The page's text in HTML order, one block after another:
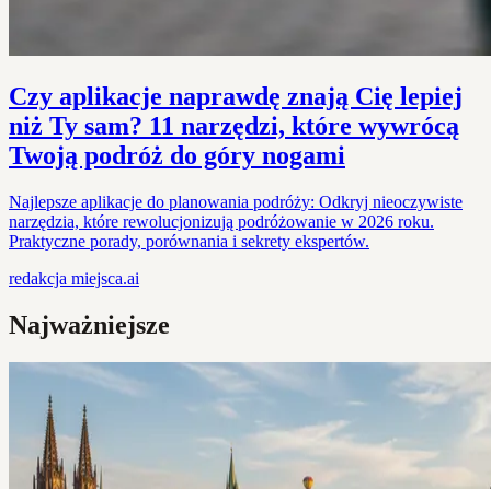
Czy aplikacje naprawdę znają Cię lepiej
niż Ty sam? 11 narzędzi, które wywrócą
Twoją podróż do góry nogami
Najlepsze aplikacje do planowania podróży: Odkryj nieoczywiste
narzędzia, które rewolucjonizują podróżowanie w 2026 roku.
Praktyczne porady, porównania i sekrety ekspertów.
redakcja miejsca.ai
Najważniejsze